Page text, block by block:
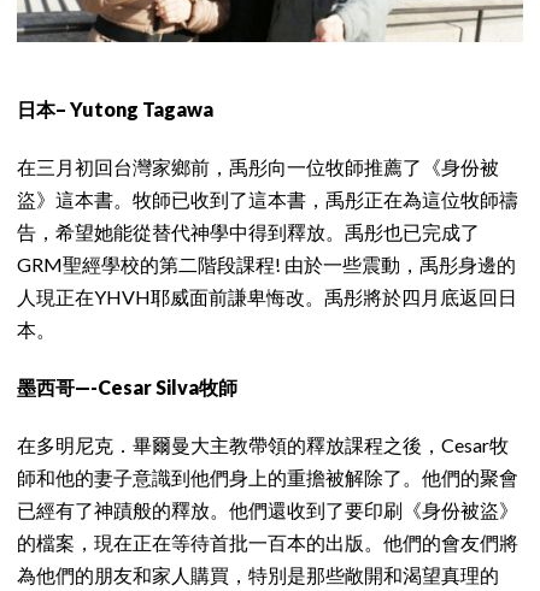
日本– Yutong Tagawa
在三月初回台灣家鄉前，禹彤向一位牧師推薦了《身份被
盜》這本書。牧師已收到了這本書，禹彤正在為這位牧師禱
告，希望她能從替代神學中得到釋放。禹彤也已完成了
GRM聖經學校的第二階段課程! 由於一些震動，禹彤身邊的
人現正在YHVH耶威面前謙卑悔改。禹彤將於四月底返回日
本。
墨西哥—-Cesar Silva牧師
在多明尼克．畢爾曼大主教帶領的釋放課程之後，Cesar牧
師和他的妻子意識到他們身上的重擔被解除了。他們的聚會
已經有了神蹟般的釋放。他們還收到了要印刷《身份被盜》
的檔案，現在正在等待首批一百本的出版。他們的會友們將
為他們的朋友和家人購買，特別是那些敞開和渴望真理的